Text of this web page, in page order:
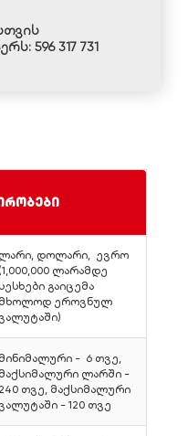
596 317 731
ლარი, დოლარი, ევრო
(1,000,000 ლარამდე
გაიცემა
მხოლოდ ეროვნულ
ვალუტაში)
მინიმალური - 6 თვე,
მაქსიმალური ლარში -
240 თვე, მაქსიმალური
ვალუტაში - 120 თვე